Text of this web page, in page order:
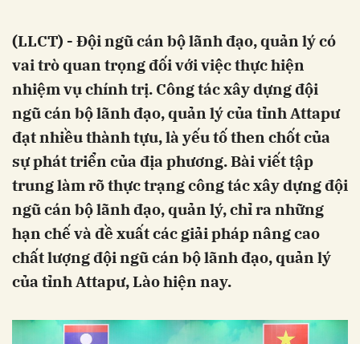
(LLCT) - Đội ngũ cán bộ lãnh đạo, quản lý có
vai trò quan trọng đối với việc thực hiện
nhiệm vụ chính trị. Công tác xây dựng đội
ngũ cán bộ lãnh đạo, quản lý của tỉnh Attapư
đạt nhiều thành tựu, là yếu tố then chốt của
sự phát triển của địa phương. Bài viết tập
trung làm rõ thực trạng công tác xây dựng đội
ngũ cán bộ lãnh đạo, quản lý, chỉ ra những
hạn chế và đề xuất các giải pháp nâng cao
chất lượng đội ngũ cán bộ lãnh đạo, quản lý
của tỉnh Attapư, Lào hiện nay.